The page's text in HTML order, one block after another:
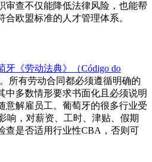
审查不仅能降低法律风险，也能帮
欧盟标准的人才管理体系。
牙《劳动法典》（Código do
所有劳动合同都必须遵循明确的
中多数情形要求书面化且必须说明
意解雇员工。葡萄牙的很多行业受
响，对薪资、工时、津贴、假期
查是否适用行业性CBA，否则可